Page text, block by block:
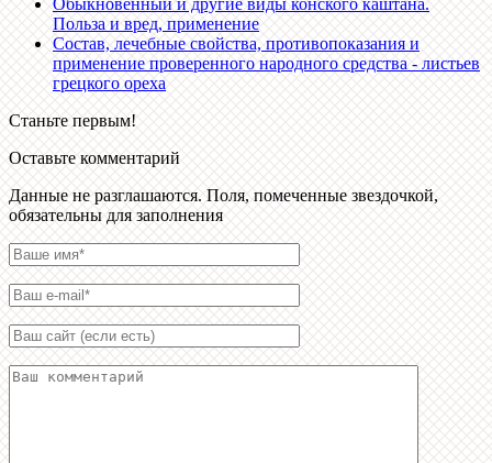
Польза и вред, применение
Состав, лечебные свойства, противопоказания и
применение проверенного народного средства - листьев
грецкого ореха
Станьте первым!
Оставьте комментарий
Данные не разглашаются. Поля, помеченные звездочкой,
обязательны для заполнения